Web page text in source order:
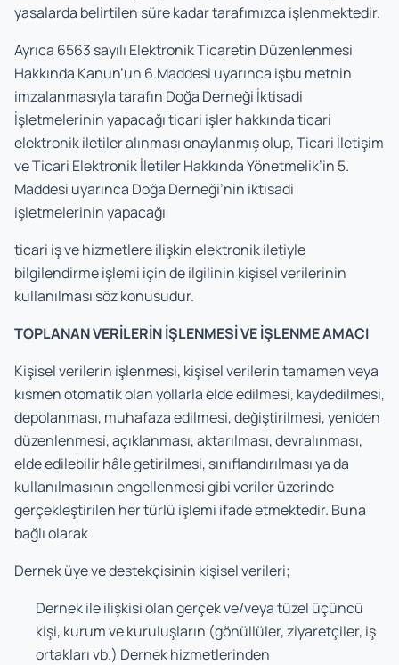
yasalarda belirtilen süre kadar tarafımızca işlenmektedir.
Ayrıca 6563 sayılı Elektronik Ticaretin Düzenlenmesi
Hakkında Kanun’un 6.Maddesi uyarınca işbu metnin
imzalanmasıyla tarafın Doğa Derneği İktisadi
İşletmelerinin yapacağı ticari işler hakkında ticari
elektronik iletiler alınması onaylanmış olup, Ticari İletişim
ve Ticari Elektronik İletiler Hakkında Yönetmelik’in 5.
Maddesi uyarınca Doğa Derneği’nin iktisadi
işletmelerinin yapacağı
ticari iş ve hizmetlere ilişkin elektronik iletiyle
bilgilendirme işlemi için de ilgilinin kişisel verilerinin
kullanılması söz konusudur.
TOPLANAN VERİLERİN İŞLENMESİ VE İŞLENME AMACI
Kişisel verilerin işlenmesi, kişisel verilerin tamamen veya
kısmen otomatik olan yollarla elde edilmesi, kaydedilmesi,
depolanması, muhafaza edilmesi, değiştirilmesi, yeniden
düzenlenmesi, açıklanması, aktarılması, devralınması,
elde edilebilir hâle getirilmesi, sınıflandırılması ya da
kullanılmasının engellenmesi gibi veriler üzerinde
gerçekleştirilen her türlü işlemi ifade etmektedir. Buna
bağlı olarak
Dernek üye ve destekçisinin kişisel verileri;
Dernek ile ilişkisi olan gerçek ve/veya tüzel üçüncü
kişi, kurum ve kuruluşların (gönüllüler, ziyaretçiler, iş
ortakları vb.) Dernek hizmetlerinden